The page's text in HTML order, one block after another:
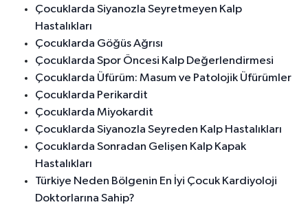
Çocuklarda Siyanozla Seyretmeyen Kalp
Hastalıkları
Çocuklarda Göğüs Ağrısı
Çocuklarda Spor Öncesi Kalp Değerlendirmesi
Çocuklarda Üfürüm: Masum ve Patolojik Üfürümler
Çocuklarda Perikardit
Çocuklarda Miyokardit
Çocuklarda Siyanozla Seyreden Kalp Hastalıkları
Çocuklarda Sonradan Gelişen Kalp Kapak
Hastalıkları
Türkiye Neden Bölgenin En İyi Çocuk Kardiyoloji
Doktorlarına Sahip?